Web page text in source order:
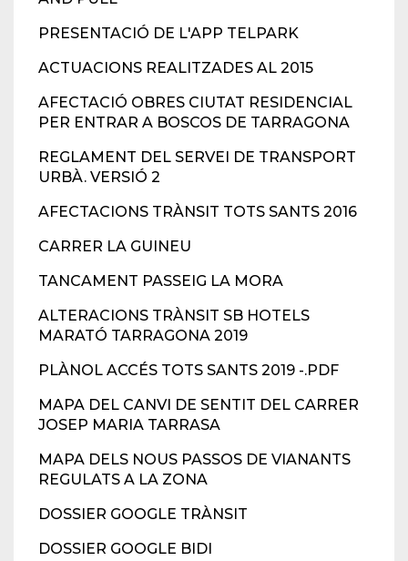
PRESENTACIÓ DE L'APP TELPARK
ACTUACIONS REALITZADES AL 2015
AFECTACIÓ OBRES CIUTAT RESIDENCIAL
PER ENTRAR A BOSCOS DE TARRAGONA
REGLAMENT DEL SERVEI DE TRANSPORT
URBÀ. VERSIÓ 2
AFECTACIONS TRÀNSIT TOTS SANTS 2016
CARRER LA GUINEU
TANCAMENT PASSEIG LA MORA
ALTERACIONS TRÀNSIT SB HOTELS
MARATÓ TARRAGONA 2019
PLÀNOL ACCÉS TOTS SANTS 2019 -.PDF
MAPA DEL CANVI DE SENTIT DEL CARRER
JOSEP MARIA TARRASA
MAPA DELS NOUS PASSOS DE VIANANTS
REGULATS A LA ZONA
DOSSIER GOOGLE TRÀNSIT
DOSSIER GOOGLE BIDI